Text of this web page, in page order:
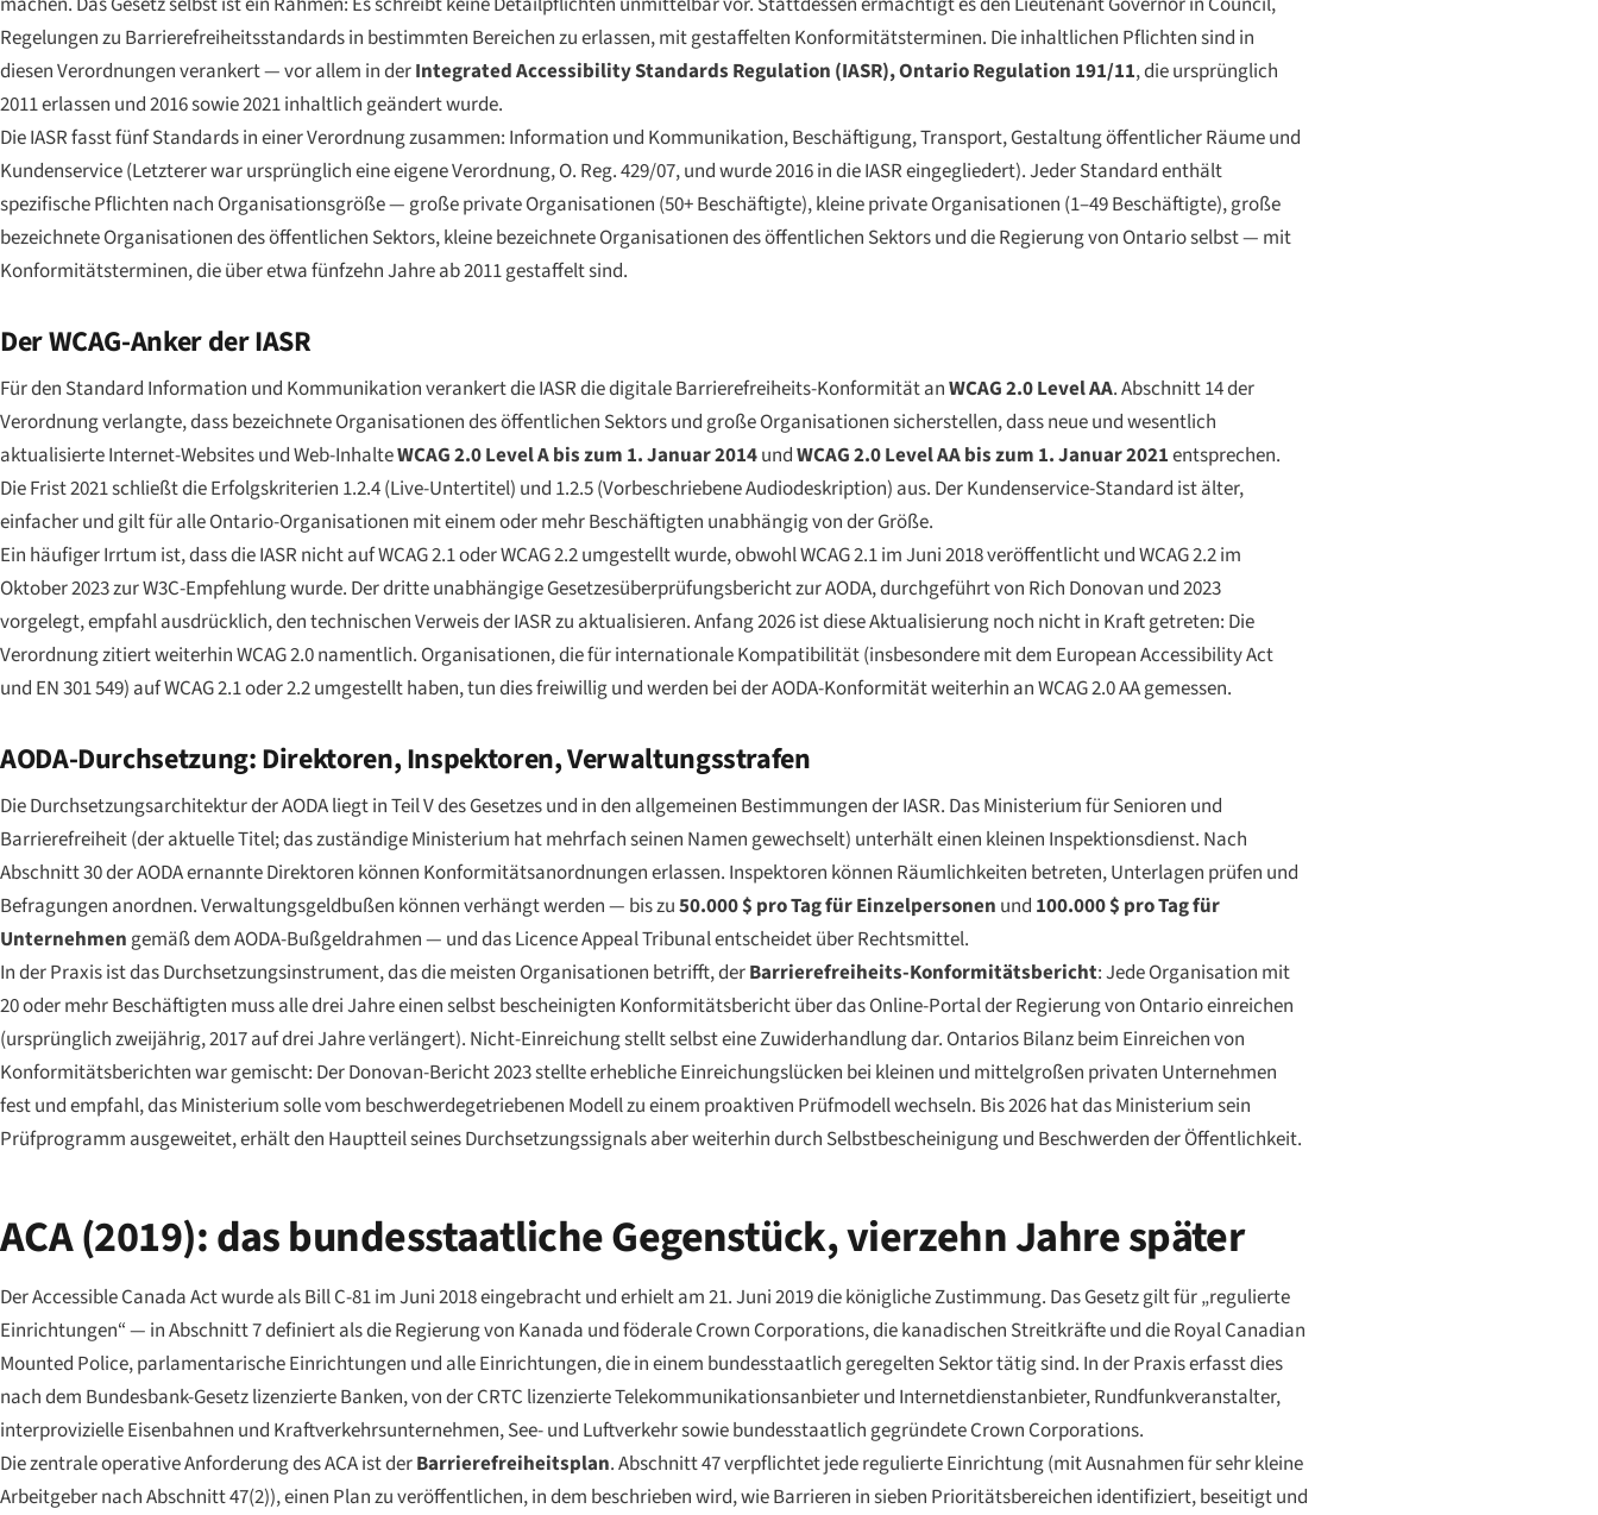
Regelungen zu Barrierefreiheitsstandards in bestimmten Bereichen zu erlassen, mit gestaffelten Konformitätsterminen. Die inhaltlichen Pflichten sind in
diesen Verordnungen verankert — vor allem in derIntegrated Accessibility Standards Regulation (IASR), Ontario Regulation 191/11, die ursprünglich
2011 erlassen und 2016 sowie 2021 inhaltlich geändert wurde.
Die IASR fasst fünf Standards in einer Verordnung zusammen: Information und Kommunikation, Beschäftigung, Transport, Gestaltung öffentlicher Räume und
Kundenservice (Letzterer war ursprünglich eine eigene Verordnung, O. Reg. 429/07, und wurde 2016 in die IASR eingegliedert). Jeder Standard enthält
spezifische Pflichten nach Organisationsgröße — große private Organisationen (50+ Beschäftigte), kleine private Organisationen (1–49 Beschäftigte), große
bezeichnete Organisationen des öffentlichen Sektors, kleine bezeichnete Organisationen des öffentlichen Sektors und die Regierung von Ontario selbst — mit
Konformitätsterminen, die über etwa fünfzehn Jahre ab 2011 gestaffelt sind.
Der WCAG-Anker der IASR
Für den Standard Information und Kommunikation verankert die IASR die digitale Barrierefreiheits-Konformität anWCAG 2.0 Level AA. Abschnitt 14 der
Verordnung verlangte, dass bezeichnete Organisationen des öffentlichen Sektors und große Organisationen sicherstellen, dass neue und wesentlich
aktualisierte Internet-Websites und Web-InhalteWCAG 2.0 Level A bis zum 1. Januar 2014undWCAG 2.0 Level AA bis zum 1. Januar 2021entsprechen.
Die Frist 2021 schließt die Erfolgskriterien 1.2.4 (Live-Untertitel) und 1.2.5 (Vorbeschriebene Audiodeskription) aus. Der Kundenservice-Standard ist älter,
einfacher und gilt füralleOntario-Organisationen mit einem oder mehr Beschäftigten unabhängig von der Größe.
Ein häufiger Irrtum ist, dass die IASR nicht auf WCAG 2.1 oder WCAG 2.2 umgestellt wurde, obwohl WCAG 2.1 im Juni 2018 veröffentlicht und WCAG 2.2 im
Oktober 2023 zur W3C-Empfehlung wurde. Der dritte unabhängige Gesetzesüberprüfungsbericht zur AODA, durchgeführt von Rich Donovan und 2023
vorgelegt, empfahl ausdrücklich, den technischen Verweis der IASR zu aktualisieren. Anfang 2026 ist diese Aktualisierung noch nicht in Kraft getreten: Die
Verordnung zitiert weiterhin WCAG 2.0 namentlich. Organisationen, die für internationale Kompatibilität (insbesondere mit dem European Accessibility Act
und EN 301 549) auf WCAG 2.1 oder 2.2 umgestellt haben, tun dies freiwillig und werden bei der AODA-Konformität weiterhin an WCAG 2.0 AA gemessen.
AODA-Durchsetzung: Direktoren, Inspektoren, Verwaltungsstrafen
Die Durchsetzungsarchitektur der AODA liegt in Teil V des Gesetzes und in den allgemeinen Bestimmungen der IASR. Das Ministerium für Senioren und
Barrierefreiheit (der aktuelle Titel; das zuständige Ministerium hat mehrfach seinen Namen gewechselt) unterhält einen kleinen Inspektionsdienst. Nach
Abschnitt 30 der AODA ernannte Direktoren können Konformitätsanordnungen erlassen. Inspektoren können Räumlichkeiten betreten, Unterlagen prüfen und
Befragungen anordnen. Verwaltungsgeldbußen können verhängt werden — bis zu50.000 $ pro Tag für Einzelpersonen und 100.000 $ pro Tag für
Unternehmengemäß dem AODA-Bußgeldrahmen — und das Licence Appeal Tribunal entscheidet über Rechtsmittel.
In der Praxis ist das Durchsetzungsinstrument, das die meisten Organisationen betrifft, derBarrierefreiheits-Konformitätsbericht: Jede Organisation mit
20 oder mehr Beschäftigten muss alle drei Jahre einen selbst bescheinigten Konformitätsbericht über das Online-Portal der Regierung von Ontario einreichen
(ursprünglich zweijährig, 2017 auf drei Jahre verlängert). Nicht-Einreichung stellt selbst eine Zuwiderhandlung dar. Ontarios Bilanz beim Einreichen von
Konformitätsberichten war gemischt: Der Donovan-Bericht 2023 stellte erhebliche Einreichungslücken bei kleinen und mittelgroßen privaten Unternehmen
fest und empfahl, das Ministerium solle vom beschwerdegetriebenen Modell zu einem proaktiven Prüfmodell wechseln. Bis 2026 hat das Ministerium sein
Prüfprogramm ausgeweitet, erhält den Hauptteil seines Durchsetzungssignals aber weiterhin durch Selbstbescheinigung und Beschwerden der Öffentlichkeit.
ACA (2019): das bundesstaatliche Gegenstück, vierzehn Jahre später
Der Accessible Canada Act wurde als Bill C-81 im Juni 2018 eingebracht und erhielt am 21. Juni 2019 die königliche Zustimmung. Das Gesetz gilt für „regulierte
Einrichtungen“ — in Abschnitt 7 definiert als die Regierung von Kanada und föderale Crown Corporations, die kanadischen Streitkräfte und die Royal Canadian
Mounted Police, parlamentarische Einrichtungen und alle Einrichtungen, die in einem bundesstaatlich geregelten Sektor tätig sind. In der Praxis erfasst dies
nach dem Bundesbank-Gesetz lizenzierte Banken, von der CRTC lizenzierte Telekommunikationsanbieter und Internetdienstanbieter, Rundfunkveranstalter,
interprovizielle Eisenbahnen und Kraftverkehrsunternehmen, See- und Luftverkehr sowie bundesstaatlich gegründete Crown Corporations.
Die zentrale operative Anforderung des ACA ist derBarrierefreiheitsplan. Abschnitt 47 verpflichtet jede regulierte Einrichtung (mit Ausnahmen für sehr kleine
Arbeitgeber nach Abschnitt 47(2)), einen Plan zu veröffentlichen, in dem beschrieben wird, wie Barrieren in sieben Prioritätsbereichen identifiziert, beseitigt und